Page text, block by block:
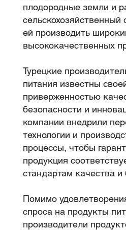
плодородные земли и
сельскохозяйственный
ей производить
высококачественных
Турецкие
питания известны
приверженностью
безопасности и
компании внедрили
технологии и
процессы, чтобы
продукция
стандартам качества и
Помимо
спроса на продукты
производители